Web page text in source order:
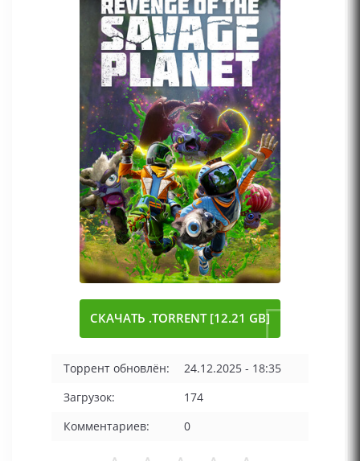
СКАЧАТЬ .TORRENT [12.21 GB]
Торрент обновлён:
24.12.2025 - 18:35
Загрузок:
174
Комментариев:
0